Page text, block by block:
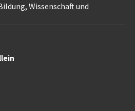
Wissenschaft und